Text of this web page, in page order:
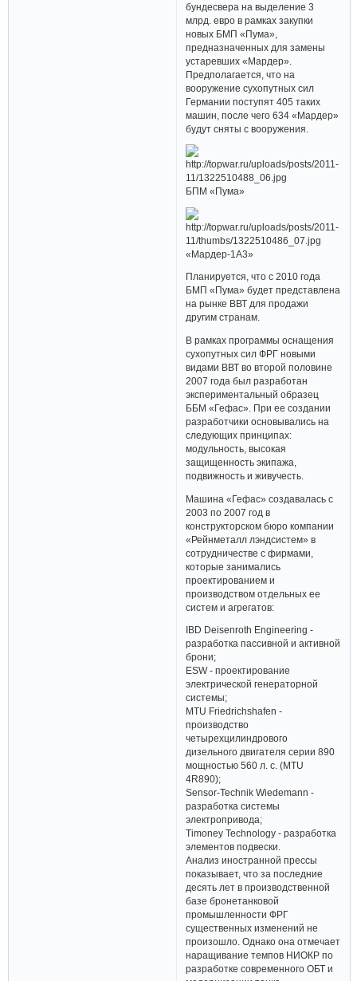
бундесвера на выделение 3
млрд. евро в рамках закупки
новых БМП «Пума»,
предназначенных для замены
устаревших «Мардер».
Предполагается, что на
вооружение сухопутных сил
Германии поступят 405 таких
машин, после чего 634 «Мардер»
будут сняты с вооружения.
БПМ «Пума»
«Мардер-1А3»
Планируется, что с 2010 года
БМП «Пума» будет представлена
на рынке ВВТ для продажи
другим странам.
В рамках программы оснащения
сухопутных сил ФРГ новыми
видами ВВТ во второй половине
2007 года был разработан
экспериментальный образец
ББМ «Гефас». При ее создании
разработчики основывались на
следующих принципах:
модульность, высокая
защищенность экипажа,
подвижность и живучесть.
Машина «Гефас» создавалась с
2003 по 2007 год в
конструкторском бюро компании
«Рейнметалл лэндcистем» в
сотрудничестве с фирмами,
которые занимались
проектированием и
производством отдельных ее
систем и агрегатов:
IBD Deisenroth Engineering -
разработка пассивной и активной
брони;
ESW - проектирование
электрической генераторной
системы;
MTU Friedrichshafen -
производство
четырехцилиндрового
дизельного двигателя серии 890
мощностью 560 л. с. (MTU
4R890);
Sensor-Technik Wiedemann -
разработка системы
электропривода;
Timoney Technology - разработка
элементов подвески.
Анализ иностранной прессы
показывает, что за последние
десять лет в производственной
базе бронетанковой
промышленности ФРГ
существенных изменений не
произошло. Однако она отмечает
наращивание темпов НИОКР по
разработке современного ОБТ и